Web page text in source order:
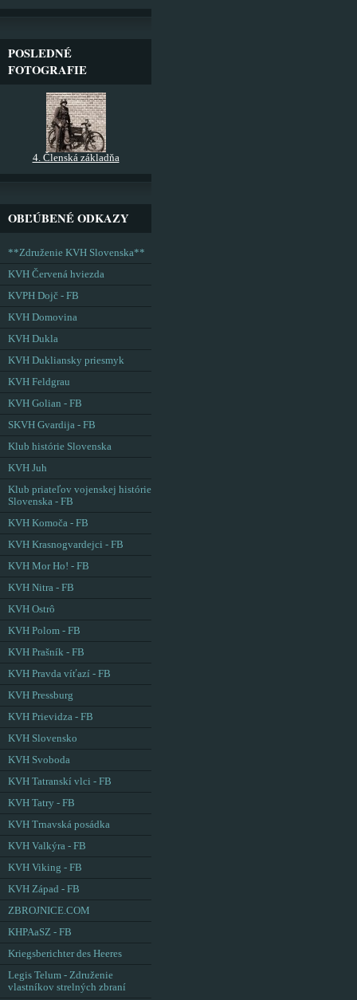
POSLEDNÉ
FOTOGRAFIE
4. Členská základňa
OBĽÚBENÉ ODKAZY
**Združenie KVH Slovenska**
KVH Červená hviezda
KVPH Dojč - FB
KVH Domovina
KVH Dukla
KVH Dukliansky priesmyk
KVH Feldgrau
KVH Golian - FB
SKVH Gvardija - FB
Klub histórie Slovenska
KVH Juh
Klub priateľov vojenskej histórie
Slovenska - FB
KVH Komoča - FB
KVH Krasnogvardejci - FB
KVH Mor Ho! - FB
KVH Nitra - FB
KVH Ostrô
KVH Polom - FB
KVH Prašník - FB
KVH Pravda víťazí - FB
KVH Pressburg
KVH Prievidza - FB
KVH Slovensko
KVH Svoboda
KVH Tatranskí vlci - FB
KVH Tatry - FB
KVH Trnavská posádka
KVH Valkýra - FB
KVH Viking - FB
KVH Západ - FB
ZBROJNICE.COM
KHPAaSZ - FB
Kriegsberichter des Heeres
Legis Telum - Združenie
vlastníkov strelných zbraní